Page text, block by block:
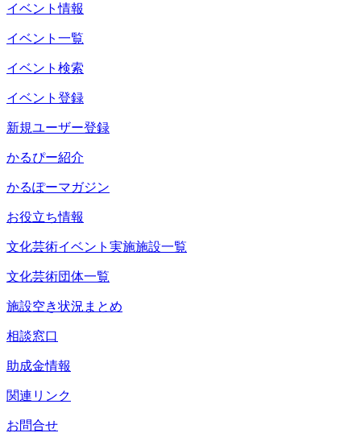
イベント情報
イベント一覧
イベント検索
イベント登録
新規ユーザー登録
かるぴー紹介
かるぽーマガジン
お役立ち情報
文化芸術イベント実施施設一覧
文化芸術団体一覧
施設空き状況まとめ
相談窓口
助成金情報
関連リンク
お問合せ